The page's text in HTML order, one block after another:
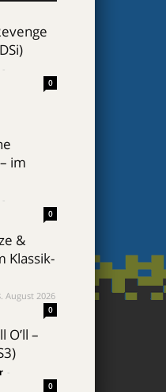
0
im
0
&
Klassik-
August 2026
0
O’ll –
0